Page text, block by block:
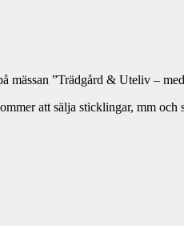
mässan ”Trädgård & Uteliv –
att sälja sticklingar, mm